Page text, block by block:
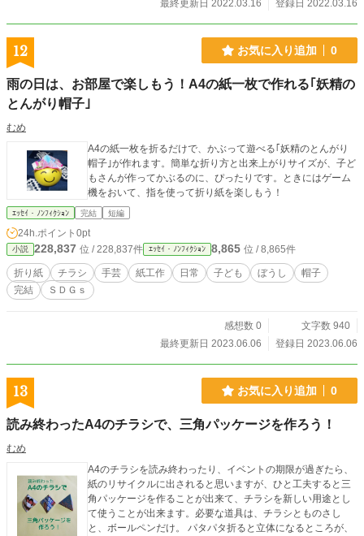
最終更新日 2022.03.16 登録日 2022.03.16
12 お気に入り追加 0
雨の日は、お部屋で楽しもう！A4の紙一枚で作れる｢妖精の
とんがり帽子｣
むめ
A4の紙一枚を折るだけで、かぶって遊べる｢妖精のとんがり
帽子｣が作れます。簡単な折り方と出来上がりサイズが、子ど
もさんが作ってかぶるのに、ぴったりです。ときにはゲーム
機をおいて、指を使って折り紙を楽しもう！
ｴｯｾｲ・ﾉﾝﾌｨｸｼｮﾝ 完結 短編
24h.ポイント 0pt
小説 228,837 位 / 228,837件 ｴｯｾｲ・ﾉﾝﾌｨｸｼｮﾝ 8,865 位 / 8,865件
折り紙 チラシ 手芸 紙工作 日常 子ども ぼうし
帽子
完結
ＳＤＧｓ
感想数 0
文字数 940
最終更新日 2023.06.06
登録日 2023.06.06
13 お気に入り追加 0
読み終わったA4のチラシで、三角パッケージを作ろう！
むめ
A4のチラシを読み終わったり、イベントの期限が過ぎたら、
紙のリサイクルに出されると思いますが、ひと工夫すると三
角パッケージを作ることが出来て、チラシを新しい用途とし
て使うことが出来ます。必要な道具は、チラシとものさし
と、ボールペンだけ。 パタパタ折ると立体になるところが、